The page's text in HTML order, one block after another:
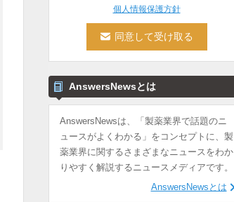
個人情報保護方針
AnswersNewsとは
AnswersNewsは、「製薬業界で話題のニ
ュースがよくわかる」をコンセプトに、製
薬業界に関するさまざまなニュースをわか
りやすく解説するニュースメディアです。
AnswersNewsとは